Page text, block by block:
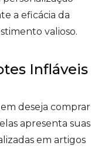
a eficácia da
valioso.
Infláveis
deseja comprar
apresenta suas
em artigos